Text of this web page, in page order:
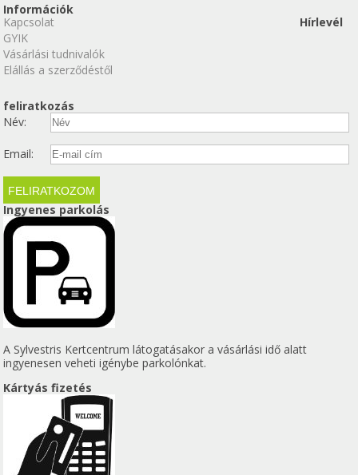
Információk
Kapcsolat
GYIK
Vásárlási tudnivalók
Elállás a szerződéstől
Hírlevél
feliratkozás
Név:
Email:
Ingyenes parkolás
A Sylvestris Kertcentrum látogatásakor a vásárlási idő alatt
ingyenesen veheti igénybe parkolónkat.
Kártyás fizetés